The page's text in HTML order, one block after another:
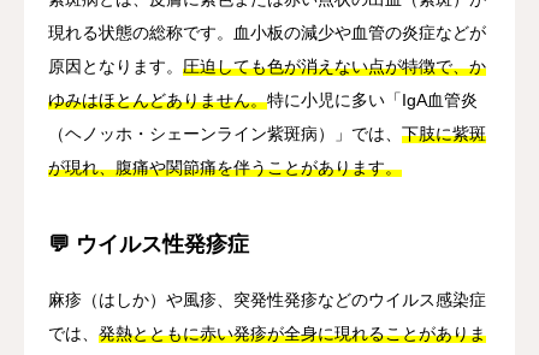
現れる状態の総称です。血小板の減少や血管の炎症などが
原因となります。 圧迫しても色が消えない点が特徴で、か
ゆみはほとんどありません。特に小児に多い「IgA血管炎
（ヘノッホ・シェーンライン紫斑病）」では、 下肢に紫斑
が現れ、腹痛や関節痛を伴うことがあります。
💬 ウイルス性発疹症
麻疹（はしか）や風疹、突発性発疹などのウイルス感染症
では、 発熱とともに赤い発疹が全身に現れることがありま